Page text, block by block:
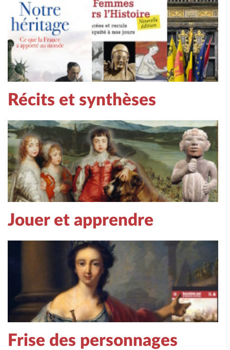
Récits et synthèses
Jouer et apprendre
Frise des personnages